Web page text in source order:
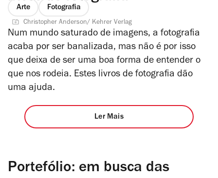
Arte Fotografia
Christopher Anderson/ Kehrer Verlag
Num mundo saturado de imagens, a fotografia
acaba por ser banalizada, mas não é por isso
que deixa de ser uma boa forma de entender o
que nos rodeia. Estes livros de fotografia dão
uma ajuda.
Ler Mais
Portefólio: em busca das